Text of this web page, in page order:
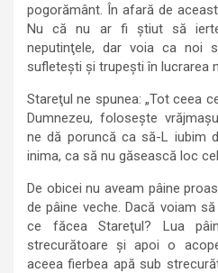
pogorământ. În afară de
Nu că nu ar fi ştiut să
neputinţele, dar voia ca noi
sufleteşti şi trupeşti în lucrarea
Stareţul ne spunea: „Tot ceea
Dumnezeu, foloseşte
ne dă poruncă ca să-L iubim
inima, ca să nu găsească loc
De obicei nu aveam pâine
de pâine veche. Dacă voiam
ce făcea Stareţul? Lua
strecurătoare şi apoi o
aceea fierbea apă sub